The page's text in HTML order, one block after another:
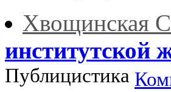
Хвощинская
институтской
Публицистика